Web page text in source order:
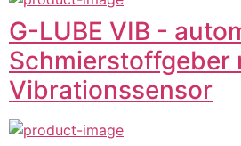
G-LUBE VIB -
Schmierstoffgeber
Vibrationssensor